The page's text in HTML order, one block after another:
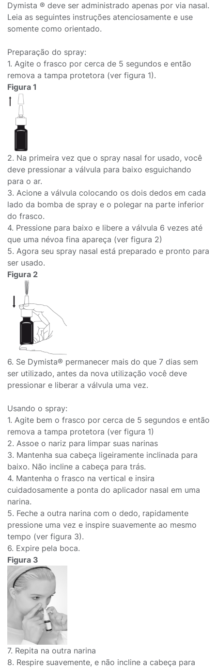
Dymista ® deve ser administrado apenas por via nasal.
Leia as seguintes instruções atenciosamente e use
somente como orientado.
Preparação do spray:
1. Agite o frasco por cerca de 5 segundos e então
remova a tampa protetora (ver figura 1).
Figura 1
2. Na primeira vez que o spray nasal for usado, você
deve pressionar a válvula para baixo esguichando
para o ar.
3. Acione a válvula colocando os dois dedos em cada
lado da bomba de spray e o polegar na parte inferior
do frasco.
4. Pressione para baixo e libere a válvula 6 vezes até
que uma névoa fina apareça (ver figura 2)
5. Agora seu spray nasal está preparado e pronto para
ser usado.
Figura 2
6. Se Dymista® permanecer mais do que 7 dias sem
ser utilizado, antes da nova utilização você deve
pressionar e liberar a válvula uma vez.
Usando o spray:
1. Agite bem o frasco por cerca de 5 segundos e então
remova a tampa protetora (ver figura 1)
2. Assoe o nariz para limpar suas narinas
3. Mantenha sua cabeça ligeiramente inclinada para
baixo. Não incline a cabeça para trás.
4. Mantenha o frasco na vertical e insira
cuidadosamente a ponta do aplicador nasal em uma
narina.
5. Feche a outra narina com o dedo, rapidamente
pressione uma vez e inspire suavemente ao mesmo
tempo (ver figura 3).
6. Expire pela boca.
Figura 3
7. Repita na outra narina
8. Respire suavemente, e não incline a cabeça para